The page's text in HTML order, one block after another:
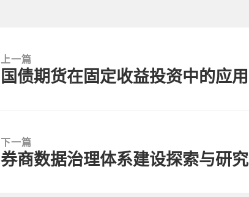
上一篇
上
国债期货在固定收益投资中的应用
下一篇
下
券商数据治理体系建设探索与研究